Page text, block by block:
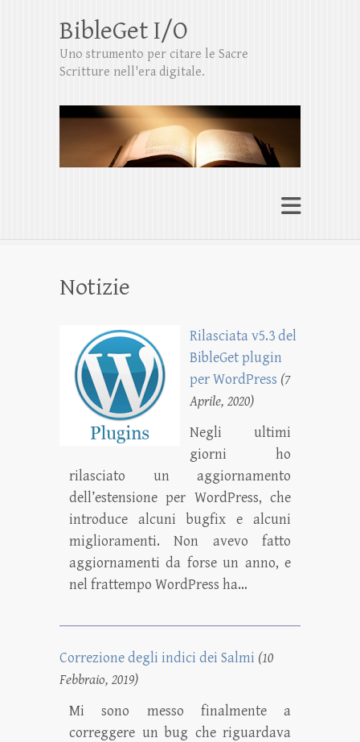
BibleGet I/O
Uno strumento per citare le Sacre
Scritture nell'era digitale.
Notizie
Rilasciata v5.3 del
BibleGet plugin
per WordPress (7
Aprile, 2020)
Negli ultimi
giorni ho
rilasciato un aggiornamento
dell’estensione per WordPress, che
introduce alcuni bugfix e alcuni
miglioramenti. Non avevo fatto
aggiornamenti da forse un anno, e
nel frattempo WordPress ha…
Correzione degli indici dei Salmi (10
Febbraio, 2019)
Mi sono messo finalmente a
correggere un bug che riguardava